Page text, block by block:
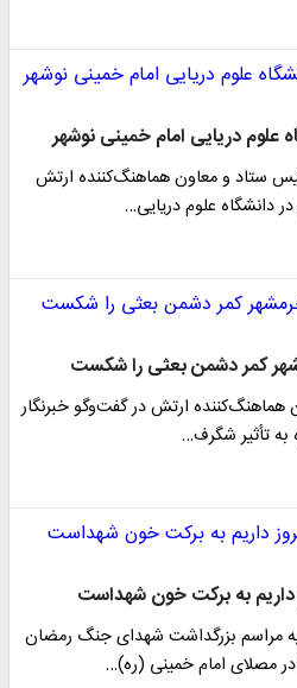
علوم دریایی امام خمینی نوشهر
ستاد و معاون هماهنگ‌کننده ارتش
دانشگاه علوم دریایی…
کمر دشمن بعثی را شکست
هماهنگ‌کننده ارتش در گفت‌وگو خبرنگار
به تأثیر شگرف…
داریم به برکت خون شهداست
مراسم بزرگداشت شهدای جنگ رمضان